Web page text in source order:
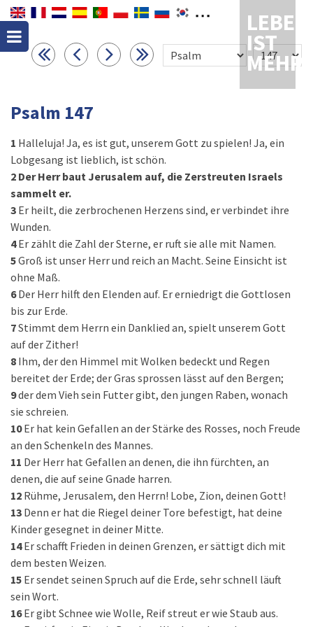
LEBEN
IST
MEHR
Psalm 147
1 Halleluja! Ja, es ist gut, unserem Gott zu spielen! Ja, ein
Lobgesang ist lieblich, ist schön.
2 Der Herr baut Jerusalem auf, die Zerstreuten Israels
sammelt er.
3 Er heilt, die zerbrochenen Herzens sind, er verbindet ihre
Wunden.
4 Er zählt die Zahl der Sterne, er ruft sie alle mit Namen.
5Groß ist unser Herr und reich an Macht. Seine Einsicht ist
ohne Maß.
6 Der Herr hilft den Elenden auf. Er erniedrigt die Gottlosen
bis zur Erde.
7Stimmt dem Herrn ein Danklied an, spielt unserem Gott
auf der Zither!
8 Ihm, der den Himmel mit Wolken bedeckt und Regen
bereitet der Erde; der Gras sprossen lässt auf den Bergen;
9der dem Vieh sein Futter gibt, den jungen Raben, wonach
sie schreien.
10 Er hat kein Gefallen an der Stärke des Rosses, noch Freude
an den Schenkeln des Mannes.
11 Der Herr hat Gefallen an denen, die ihn fürchten, an
denen, die auf seine Gnade harren.
12 Rühme, Jerusalem, den Herrn! Lobe, Zion, deinen Gott!
13 Denn er hat die Riegel deiner Tore befestigt, hat deine
Kinder gesegnet in deiner Mitte.
14 Er schafft Frieden in deinen Grenzen, er sättigt dich mit
dem besten Weizen.
15 Er sendet seinen Spruch auf die Erde, sehr schnell läuft
sein Wort.
16 Er gibt Schnee wie Wolle, Reif streut er wie Staub aus.